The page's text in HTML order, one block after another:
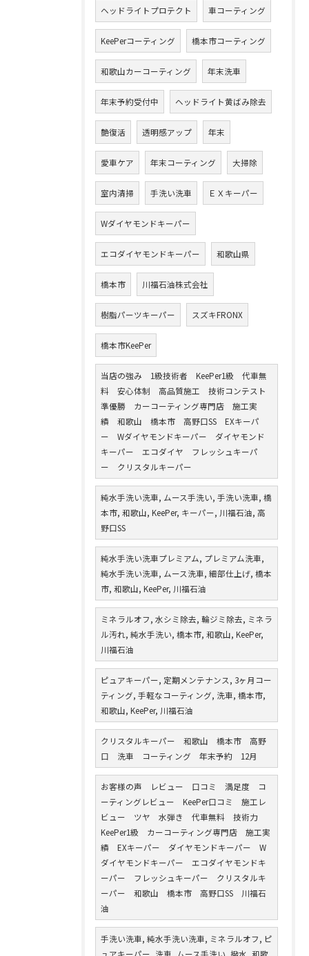
ヘッドライトプロテクト 車コーティング
KeePerコーティング 橋本市コーティング
和歌山カーコーティング 年末洗車
年末予約受付中 ヘッドライト黄ばみ除去
艶復活 透明感アップ 年末
愛車ケア 年末コーティング 大掃除
室内清掃 手洗い洗車 ＥＸキーパー
Wダイヤモンドキーパー
エコダイヤモンドキーパー 和歌山県
橋本市 川福石油株式会社
樹脂パーツキーパー スズキFRONX
橋本市KeePer
当店の強み 1級技術者 KeePer1級 代車無
料 安心体制 高品質施工 技術コンテスト
準優勝 カーコーティング専門店 施工実
績 和歌山 橋本市 高野口SS EXキーパ
ー Wダイヤモンドキーパー ダイヤモンド
キーパー エコダイヤ フレッシュキーパ
ー クリスタルキーパー
純水手洗い洗車, ムース手洗い, 手洗い洗車, 橋
本市, 和歌山, KeePer, キーパー, 川福石油, 高
野口SS
純水手洗い洗車プレミアム, プレミアム洗車,
純水手洗い洗車, ムース洗車, 細部仕上げ, 橋本
市, 和歌山, KeePer, 川福石油
ミネラルオフ, 水シミ除去, 輪ジミ除去, ミネラ
ル汚れ, 純水手洗い, 橋本市, 和歌山, KeePer,
川福石油
ピュアキーパー, 定期メンテナンス, 3ヶ月コー
ティング, 手軽なコーティング, 洗車, 橋本市,
和歌山, KeePer, 川福石油
クリスタルキーパー 和歌山 橋本市 高野
口 洗車 コーティング 年末予約 12月
お客様の声 レビュー 口コミ 満足度 コ
ーティングレビュー KeePer口コミ 施工レ
ビュー ツヤ 水弾き 代車無料 技術力
KeePer1級 カーコーティング専門店 施工実
績 EXキーパー ダイヤモンドキーパー W
ダイヤモンドキーパー エコダイヤモンドキ
ーパー フレッシュキーパー クリスタルキ
ーパー 和歌山 橋本市 高野口SS 川福石
油
手洗い洗車, 純水手洗い洗車, ミネラルオフ, ピ
ュアキーパー, 洗車, ムース手洗い, 撥水, 和歌